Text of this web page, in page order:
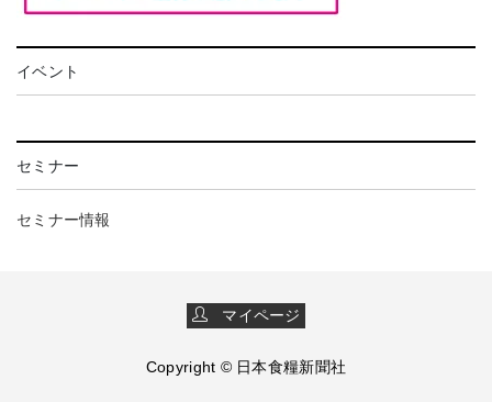
イベント
セミナー
セミナー情報
マイページ
Copyright © 日本食糧新聞社